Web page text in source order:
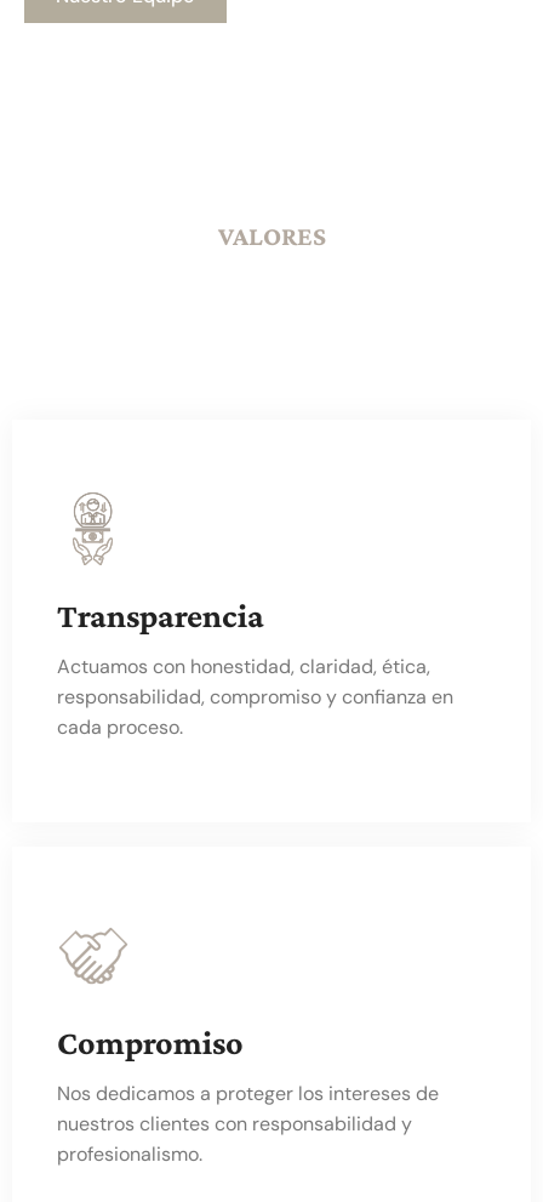
VALORES
Transparencia
Actuamos con honestidad, claridad, ética,
responsabilidad, compromiso y confianza en
cada proceso.
Compromiso
Nos dedicamos a proteger los intereses de
nuestros clientes con responsabilidad y
profesionalismo.